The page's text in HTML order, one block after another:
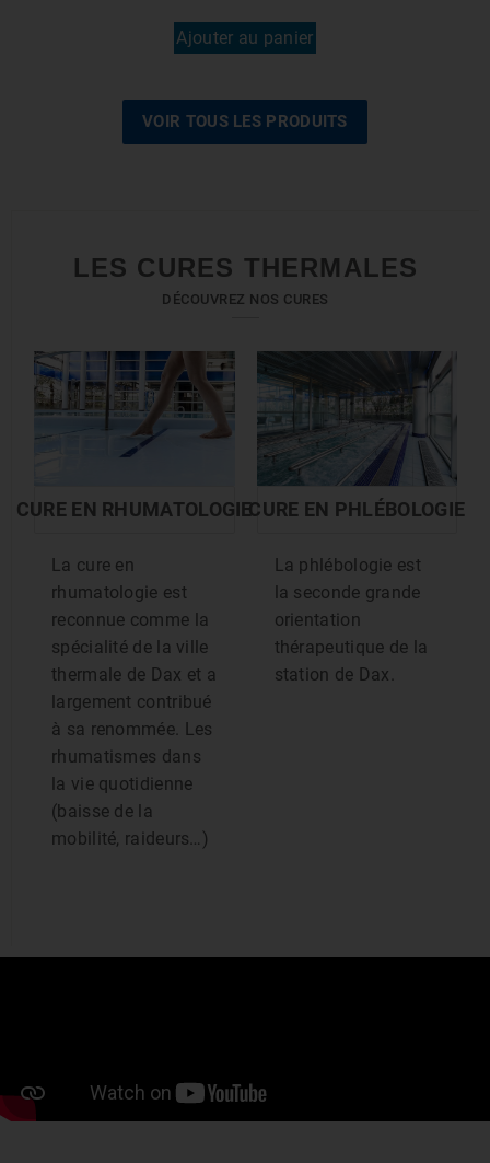
Ajouter au panier
VOIR TOUS LES PRODUITS
LES CURES THERMALES
DÉCOUVREZ NOS CURES
CURE EN RHUMATOLOGIE
La cure en
rhumatologie est
reconnue comme la
spécialité de la ville
thermale de Dax et a
largement contribué
à sa renommée. Les
rhumatismes dans
la vie quotidienne
(baisse de la
mobilité, raideurs…)
CURE EN PHLÉBOLOGIE
La phlébologie est
la seconde grande
orientation
thérapeutique de la
station de Dax.